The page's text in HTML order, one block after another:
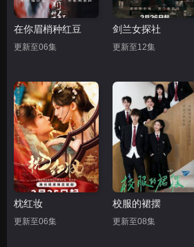
在你眉梢种红豆
更新至06集
剑兰女探社
更新至12集
枕红妆
更新至06集
校服的裙摆
更新至08集